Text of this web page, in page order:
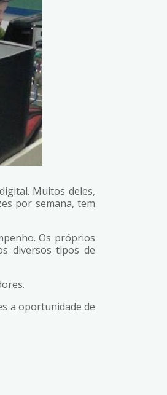
Muitos deles,
por semana, tem
Os próprios
diversos tipos de
a oportunidade de